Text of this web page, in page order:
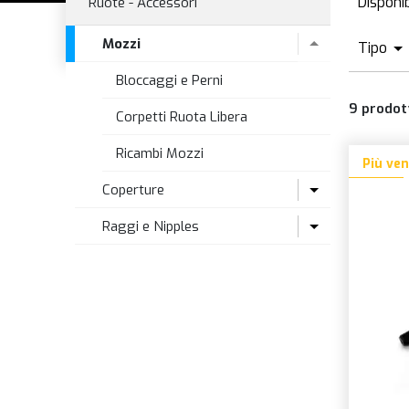
Mozzi
Bloccaggi e Perni
Corpetti Ruota Libera
Ricambi Mozzi
Coperture
Coperture Fat Bike
Raggi e Nipples
Tipo
9
Più